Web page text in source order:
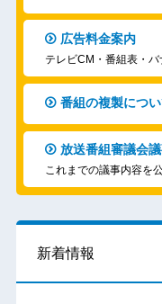
広告料金案内
テレビCM・番組表・
番組の複製につ
放送番組審議会
これまでの議事内容を
新着情報